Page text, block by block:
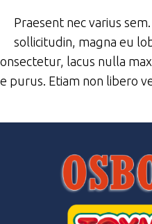
Praesent nec varius
sollicitudin, magna eu
lacus nulla
purus. Etiam non libero